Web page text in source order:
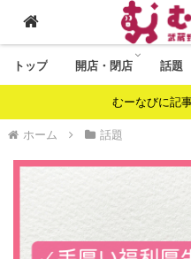
トップ 開店・閉店 話題
むーなびに記
ホーム 話題